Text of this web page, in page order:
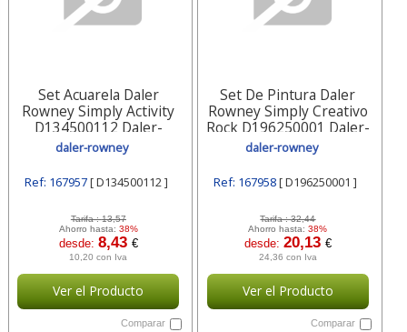
Set Acuarela Daler
Rowney Simply Activity
D134500112 Daler-
rowney
daler-rowney
Ref: 167957[ D134500112 ]
Tarifa :13,57
Ahorro hasta: 38%
desde: 8,43 €
10,20 con Iva
Ver el Producto
Comparar
Set De Pintura Daler
Rowney Simply Creativo
Rock D196250001 Daler-
rowney
daler-rowney
Ref: 167958[ D196250001 ]
Tarifa :32,44
Ahorro hasta:38%
desde: 20,13 €
24,36 con Iva
Ver el Producto
Comparar